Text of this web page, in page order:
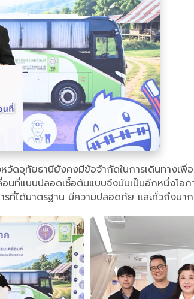
ดอุทัยธานียังคงมีข้อจำกัดในการเดินทางเ
ที่แบบปลอดเชื้อต้นแบบจึงนับเป็นอีกหนึ่งโอ
รที่ได้มาตรฐาน มีความปลอดภัย และทั่วถึงมา